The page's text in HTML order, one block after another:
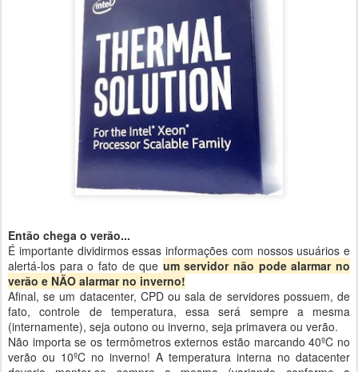
Então chega o verão...
É importante dividirmos essas informações com nossos usuários e
alertá-los para o fato de que um servidor não pode alarmar no
verão e NÃO alarmar no inverno!
Afinal, se um datacenter, CPD ou sala de servidores possuem, de
fato, controle de temperatura, essa será sempre a mesma
(internamente), seja outono ou inverno, seja primavera ou verão.
Não importa se os termômetros externos estão marcando 40ºC no
verão ou 10ºC no inverno! A temperatura interna no datacenter